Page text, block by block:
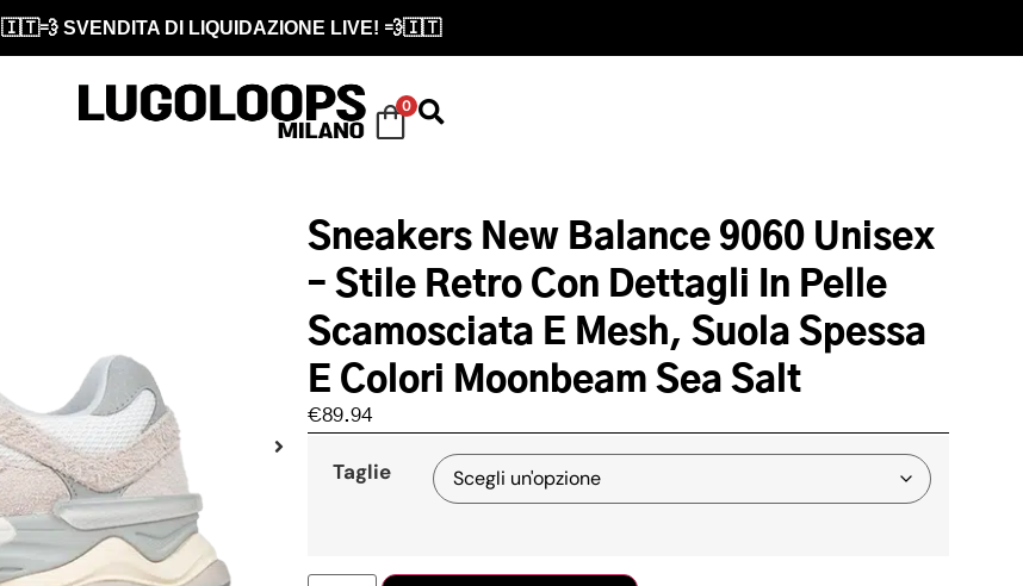
🇮🇹💨 SVENDITA DI LIQUIDAZIONE LIVE! 💨🇮🇹
0
Sneakers New Balance 9060 Unisex
– Stile Retro Con Dettagli In Pelle
Scamosciata E Mesh, Suola Spessa
E Colori Moonbeam Sea Salt
€89.94
Taglie